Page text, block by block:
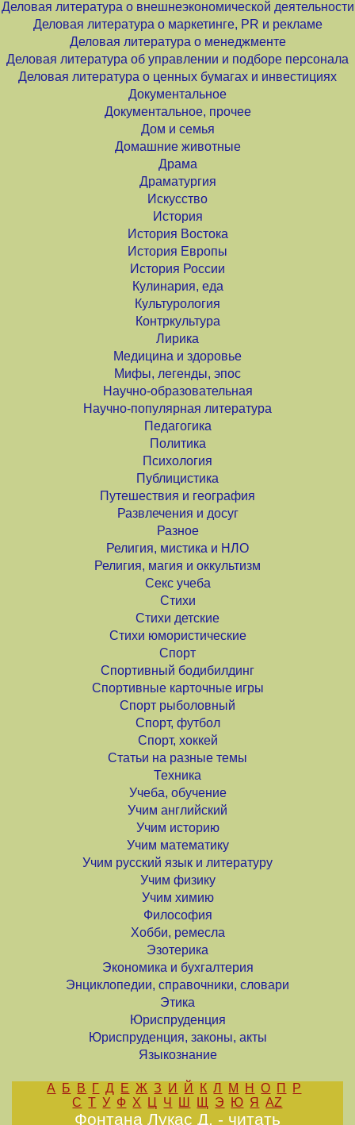
Деловая литература о внешнеэкономической деятельности
Деловая литература о маркетинге, PR и рекламе
Деловая литература о менеджменте
Деловая литература об управлении и подборе персонала
Деловая литература о ценных бумагах и инвестициях
Документальное
Документальное, прочее
Дом и семья
Домашние животные
Драма
Драматургия
Искусство
История
История Востока
История Европы
История России
Кулинария, еда
Культурология
Контркультура
Лирика
Медицина и здоровье
Мифы, легенды, эпос
Научно-образовательная
Научно-популярная литература
Педагогика
Политика
Психология
Публицистика
Путешествия и география
Развлечения и досуг
Разное
Религия, мистика и НЛО
Религия, магия и оккультизм
Секс учеба
Стихи
Стихи детские
Стихи юмористические
Спорт
Спортивный бодибилдинг
Спортивные карточные игры
Спорт рыболовный
Спорт, футбол
Спорт, хоккей
Статьи на разные темы
Техника
Учеба, обучение
Учим английский
Учим историю
Учим математику
Учим русский язык и литературу
Учим физику
Учим химию
Философия
Хобби, ремесла
Эзотерика
Экономика и бухгалтерия
Энциклопедии, справочники, словари
Этика
Юриспруденция
Юриспруденция, законы, акты
Языкознание
А Б В Г Д Е Ж З И Й К Л М Н О П
Р
С Т У Ф Х Ц Ч Ш Щ Э Ю Я AZ
Фонтана Лукас Д. - читать